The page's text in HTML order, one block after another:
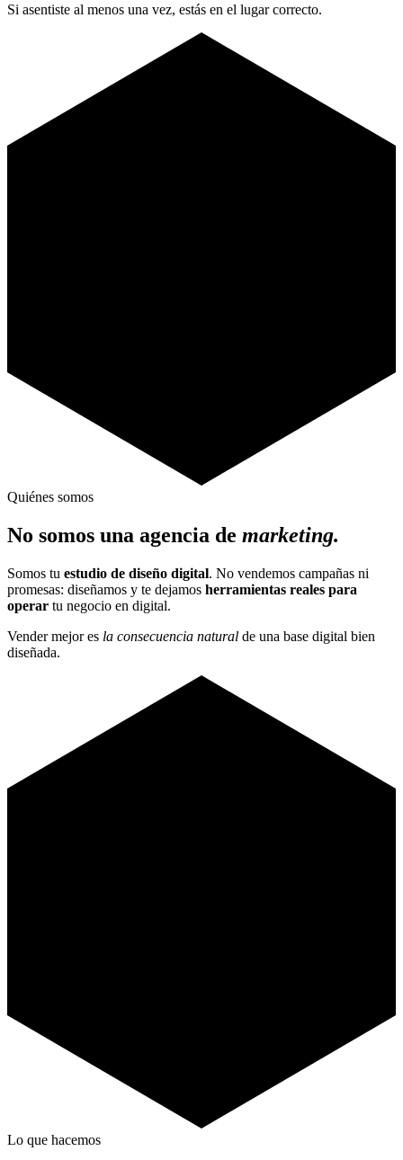
Si asentiste al menos una vez, estás en el lugar correcto.
Quiénes somos
No somos una agencia de marketing.
Somos tu estudio de diseño digital. No vendemos campañas ni
promesas: diseñamos y te dejamos herramientas reales para
operar tu negocio en digital.
Vender mejor es la consecuencia natural de una base digital bien
diseñada.
Lo que hacemos